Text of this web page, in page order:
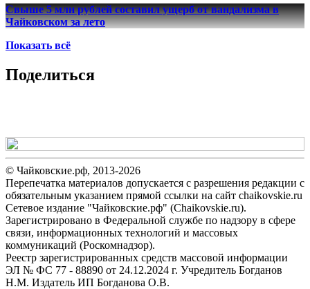
Свыше 5 млн рублей составил ущерб от вандализма в
Чайковском за лето
Показать всё
Поделиться
© Чайковские.рф, 2013-2026
Перепечатка материалов допускается с разрешения редакции с
обязательным указанием прямой ссылки на сайт chaikovskie.ru
Сетевое издание "Чайковские.рф" (Chaikovskie.ru).
Зарегистрировано в Федеральной службе по надзору в сфере
связи, информационных технологий и массовых
коммуникаций (Роскомнадзор).
Реестр зарегистрированных средств массовой информации
ЭЛ № ФС 77 - 88890 от 24.12.2024 г. Учредитель Богданов
Н.М. Издатель ИП Богданова О.В.